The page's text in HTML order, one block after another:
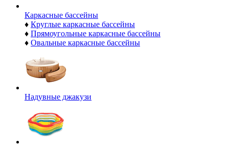
Каркасные бассейны
♦ Круглые каркасные бассейны
♦ Прямоугольные каркасные бассейны
♦ Овальные каркасные бассейны
Надувные джакузи